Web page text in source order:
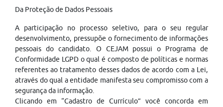
Da Proteção de Dados Pessoais
A participação no processo seletivo, para o seu regular
desenvolvimento, pressupõe o fornecimento de informações
pessoais do candidato. O CEJAM possui o Programa de
Conformidade LGPD o qual é composto de políticas e normas
referentes ao tratamento desses dados de acordo com a Lei,
através do qual a entidade manifesta seu compromisso com a
segurança da informação.
Clicando em “Cadastro de Currículo” você concorda em